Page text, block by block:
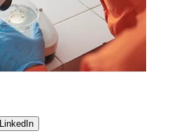
LinkedIn